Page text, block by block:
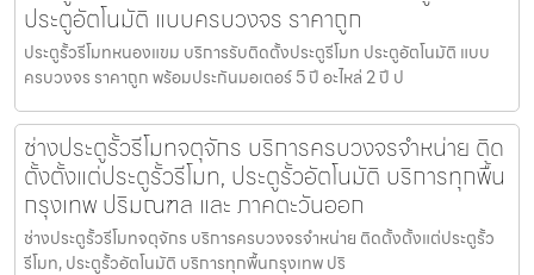
ประตูอัตโนมัติ แบบครบวงจร ราคาถูก
ประตูรั้วรีโมทหนองแขม บริการรับติดตั้งประตูรีโมท ประตูอัตโนมัติ แบบ
ครบวงจร ราคาถูก พร้อมประกันมอเตอร์ 5 ปี อะไหล่ 2 ปี ป
ช่างประตูรั้วรีโมทจตุจักร บริการครบวงจรจำหน่าย ติด
ตั้งตั้งแต่ประตูรั้วรีโมท, ประตูรั้วอัตโนมัติ บริการทุกพื้น
กรุงเทพ ปริมณฑล และ ภาคตะวันออก
ช่างประตูรั้วรีโมทจตุจักร บริการครบวงจรจำหน่าย ติดตั้งตั้งแต่ประตูรั้ว
รีโมท, ประตูรั้วอัตโนมัติ บริการทุกพื้นกรุงเทพ ปริ